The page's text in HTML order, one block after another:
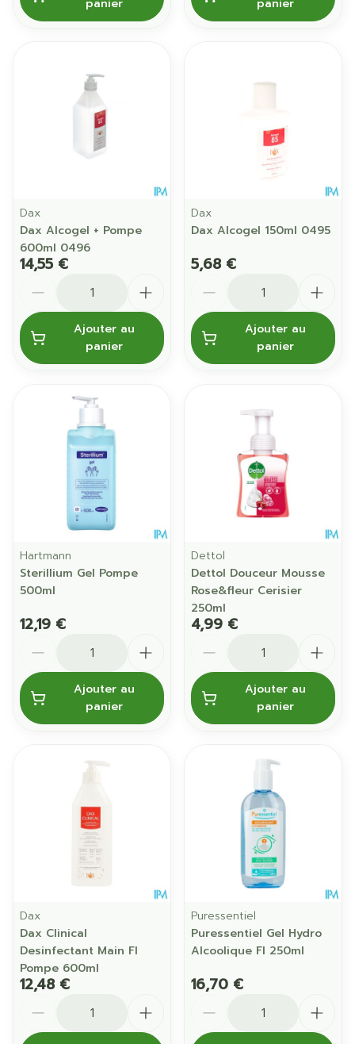
panier panier
Dax
Dax Alcogel + Pompe
600ml 0496
14,55 €
Ajouter au
panier
Dax
Dax Alcogel 150ml 0495
5,68 €
Ajouter au
panier
Hartmann
Sterillium Gel Pompe
500ml
12,19 €
Ajouter au
panier
Dettol
Dettol Douceur Mousse
Rose&fleur Cerisier
250ml
4,99 €
Ajouter au
panier
Dax
Dax Clinical
Desinfectant Main Fl
Pompe 600ml
12,48 €
Puressentiel
Puressentiel Gel Hydro
Alcoolique Fl 250ml
16,70 €